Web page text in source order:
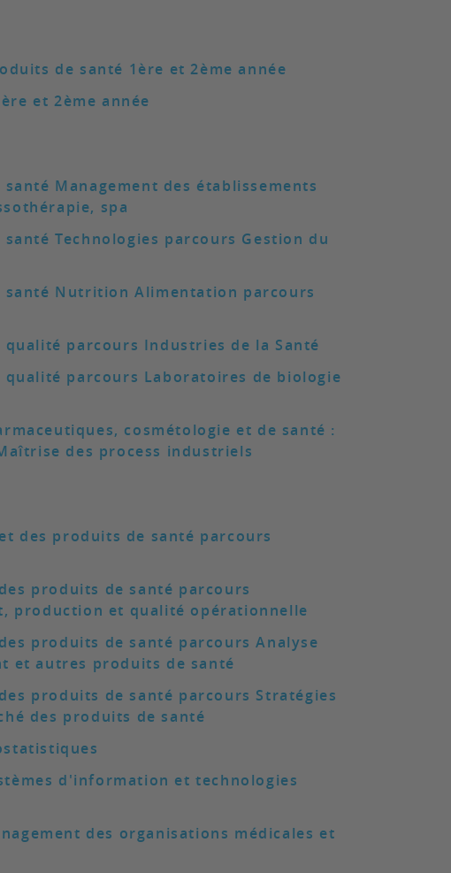
de santé 1ère et 2ème année
et 2ème année
Management des établissements
spa
Technologies parcours Gestion du
santé Nutrition Alimentation parcours
parcours Industries de la Santé
parcours Laboratoires de biologie
cosmétologie et de santé :
des process industriels
des produits de santé parcours
produits de santé parcours
production et qualité opérationnelle
produits de santé parcours Analyse
et autres produits de santé
produits de santé parcours Stratégies
des produits de santé
d'information et technologies
des organisations médicales et